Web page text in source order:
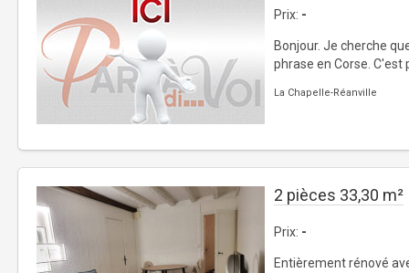
Prix: -
Bonjour. Je cherche
phrase en Corse. C'est
La Chapelle-Réanville
2 pièces 33,30 m²
Prix: -
Entièrement rénové